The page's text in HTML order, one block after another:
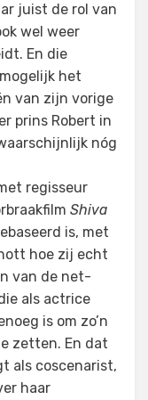
juist de rol van
wel weer
En die
het
van zijn vorige
prins Robert in
nóg
regisseur
Shiva
is, met
hoe zij echt
van de net-
als actrice
is om zo’n
zetten. En dat
als coscenarist,
haar